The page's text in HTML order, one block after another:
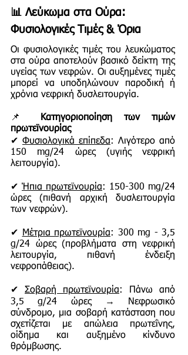
📊 Λεύκωμα στα Ούρα:
Φυσιολογικές Τιμές & Όρια
Οι φυσιολογικές τιμές του λευκώματος
στα ούρα αποτελούν βασικό δείκτη της
υγείας των νεφρών. Οι αυξημένες τιμές
μπορεί να υποδηλώνουν παροδική ή
χρόνια νεφρική δυσλειτουργία.
📌
Κατηγοριοποίηση των τιμών
πρωτεϊνουρίας
✔ Φυσιολογικά επίπεδα: Λιγότερο από
150 mg/24 ώρες (υγιής νεφρική
λειτουργία).
✔ Ήπια πρωτεϊνουρία: 150-300 mg/24
ώρες (πιθανή αρχική δυσλειτουργία
των νεφρών).
✔ Μέτρια πρωτεϊνουρία: 300 mg - 3,5
g/24 ώρες (προβλήματα στη νεφρική
λειτουργία, πιθανή ένδειξη
νεφροπάθειας).
✔ Σοβαρή πρωτεϊνουρία: Πάνω από
3,5 g/24 ώρες → Νεφρωσικό
σύνδρομο, μια σοβαρή κατάσταση που
σχετίζεται με απώλεια πρωτεΐνης,
οίδημα και αυξημένο κίνδυνο
θρόμβωσης.